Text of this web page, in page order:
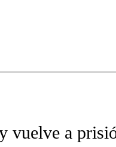
NOTIFICATIONS ABOUT NEW
vuelve a